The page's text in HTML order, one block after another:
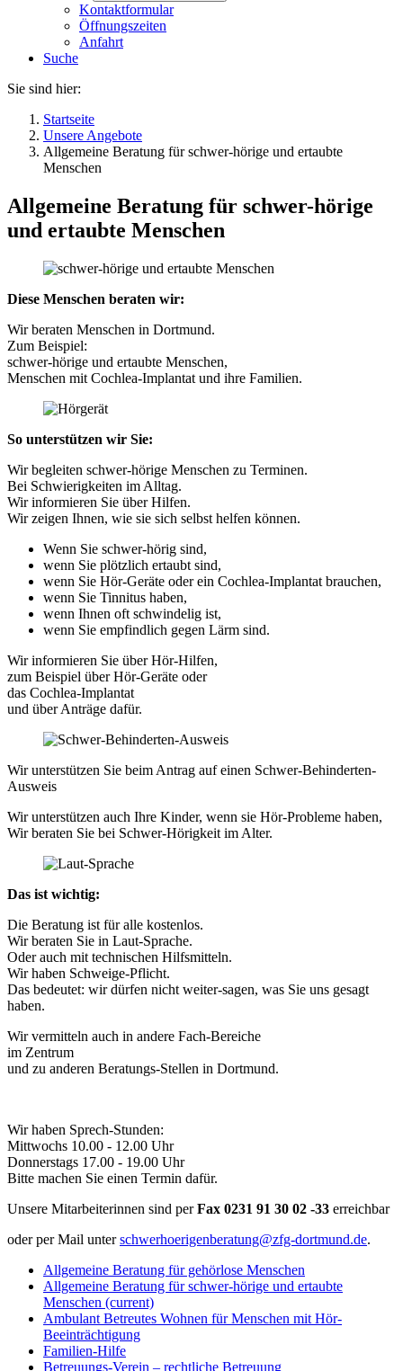
Kontaktformular
Öffnungszeiten
Anfahrt
Suche
Sie sind hier:
Startseite
Unsere Angebote
Allgemeine Beratung für schwer-hörige und ertaubte
Menschen
Allgemeine Beratung für schwer-hörige
und ertaubte Menschen
Diese Menschen beraten wir:
Wir beraten Menschen in Dortmund.
Zum Beispiel:
schwer-hörige und ertaubte Menschen,
Menschen mit Cochlea-Implantat und ihre Familien.
So unterstützen wir Sie:
Wir begleiten schwer-hörige Menschen zu Terminen.
Bei Schwierigkeiten im Alltag.
Wir informieren Sie über Hilfen.
Wir zeigen Ihnen, wie sie sich selbst helfen können.
Wenn Sie schwer-hörig sind,
wenn Sie plötzlich ertaubt sind,
wenn Sie Hör-Geräte oder ein Cochlea-Implantat brauchen,
wenn Sie Tinnitus haben,
wenn Ihnen oft schwindelig ist,
wenn Sie empfindlich gegen Lärm sind.
Wir informieren Sie über Hör-Hilfen,
zum Beispiel über Hör-Geräte oder
das Cochlea-Implantat
und über Anträge dafür.
Wir unterstützen Sie beim Antrag auf einen Schwer-Behinderten-
Ausweis
Wir unterstützen auch Ihre Kinder, wenn sie Hör-Probleme haben,
Wir beraten Sie bei Schwer-Hörigkeit im Alter.
Das ist wichtig:
Die Beratung ist für alle kostenlos.
Wir beraten Sie in Laut-Sprache.
Oder auch mit technischen Hilfsmitteln.
Wir haben Schweige-Pflicht.
Das bedeutet: wir dürfen nicht weiter-sagen, was Sie uns gesagt
haben.
Wir vermitteln auch in andere Fach-Bereiche
im Zentrum
und zu anderen Beratungs-Stellen in Dortmund.
Wir haben Sprech-Stunden:
Mittwochs 10.00 - 12.00 Uhr
Donnerstags 17.00 - 19.00 Uhr
Bitte machen Sie einen Termin dafür.
Unsere Mitarbeiterinnen sind perFax 0231 91 30 02 -33 erreichbar
oder per Mail unterschwerhoerigenberatung@zfg-dortmund.de.
Allgemeine Beratung für gehörlose Menschen
Allgemeine Beratung für schwer-hörige und ertaubte
Menschen (current)
Ambulant Betreutes Wohnen für Menschen mit Hör-
Beeinträchtigung
Familien-Hilfe
Betreuungs-Verein – rechtliche Betreuung